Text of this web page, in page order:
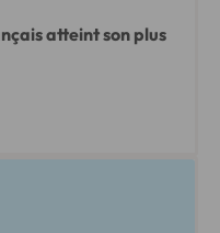
atteint son plus